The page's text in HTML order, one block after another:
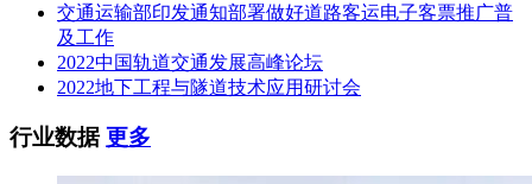
交通运输部印发通知部署做好道路客运电子客票推广普
及工作
2022中国轨道交通发展高峰论坛
2022地下工程与隧道技术应用研讨会
行业数据更多